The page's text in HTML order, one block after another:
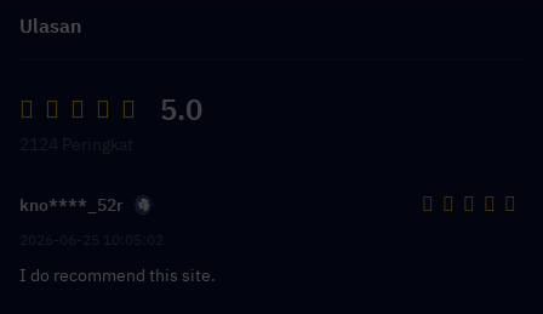
Ulasan
5.0
kno****_52r
I do recommend this site.